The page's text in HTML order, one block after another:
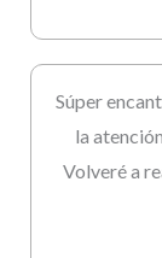
Súper
la
Volveré a